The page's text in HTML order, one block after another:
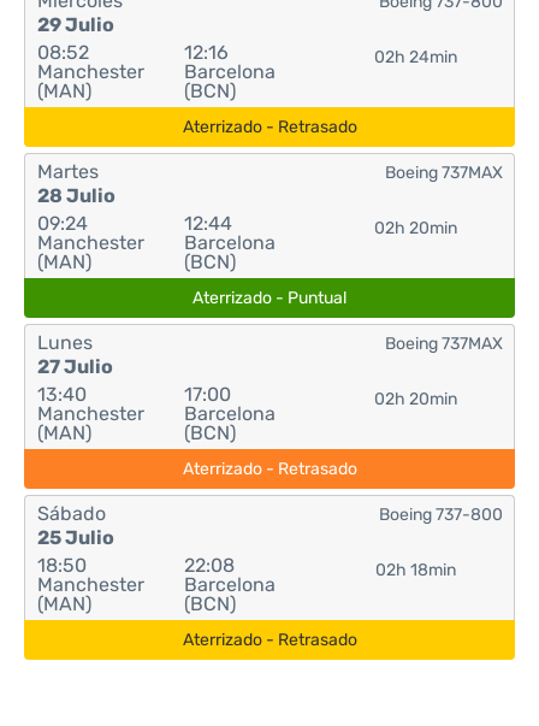
29 Julio
08:52
Manchester
(MAN)
12:16
Barcelona
(BCN)
02h 24min
Aterrizado - Retrasado
Martes
28 Julio
09:24
Manchester
(MAN)
12:44
Barcelona
(BCN)
02h 20min
Boeing 737MAX
Aterrizado - Puntual
Lunes
27 Julio
13:40
Manchester
(MAN)
17:00
Barcelona
(BCN)
02h 20min
Boeing 737MAX
Aterrizado - Retrasado
Sábado
25 Julio
18:50
Manchester
(MAN)
22:08
Barcelona
(BCN)
02h 18min
Boeing 737-800
Aterrizado - Retrasado